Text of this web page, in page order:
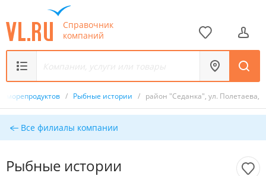
Справочник
компаний
морепродуктов / Рыбные истории / район "Седанка", ул. Полетаева,
Все филиалы компании
Рыбные истории